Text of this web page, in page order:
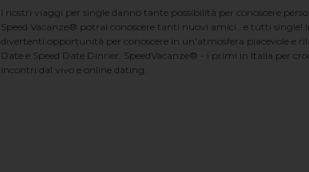
I nostri viaggi per single danno tante possibilità per conoscere
Speed Vacanze® potrai conoscere tanti nuovi amici...e tutti
divertenti opportunità per conoscere in un'atmosfera piacevole e
Date e Speed Date Dinner. SpeedVacanze® - i primi in Italia per
incontri dal vivo e online dating.